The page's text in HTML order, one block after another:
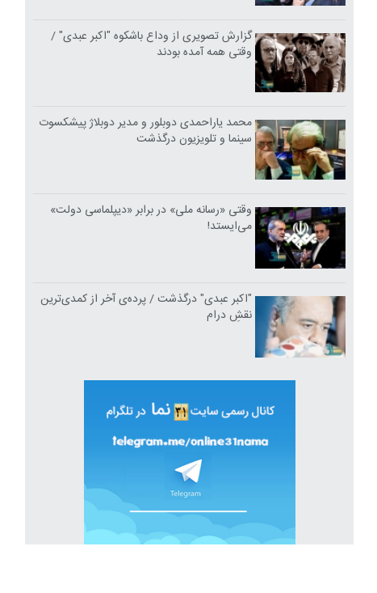
گزارش تصویری از وداع باشکوه "اکبر عبدی" /
وقتی همه آمده بودند
محمد یاراحمدی دوبلور و مدیر دوبلاژ پیشکسوت
سینما و تلویزیون درگذشت
وقتی «رسانه ملی» در برابر «دیپلماسی دولت»
می‌ایستد!
"اکبر عبدی" درگذشت / پرده‌ی آخر از کمدی‌ترین
نقشِ درام